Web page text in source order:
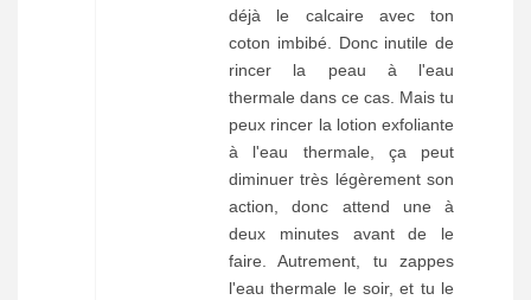
déjà le calcaire avec ton
coton imbibé. Donc inutile de
rincer la peau à l'eau
thermale dans ce cas. Mais tu
peux rincer la lotion exfoliante
à l'eau thermale, ça peut
diminuer très légèrement son
action, donc attend une à
deux minutes avant de le
faire. Autrement, tu zappes
l'eau thermale le soir, et tu le